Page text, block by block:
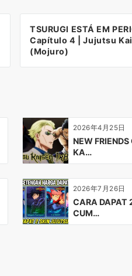
TSURUGI ESTÁ EM
Capítulo 4 | Jujutsu
(Mojuro)
2026年4月25日
NEW
KA…
2026年7月26日
CARA DAPAT
CUM…